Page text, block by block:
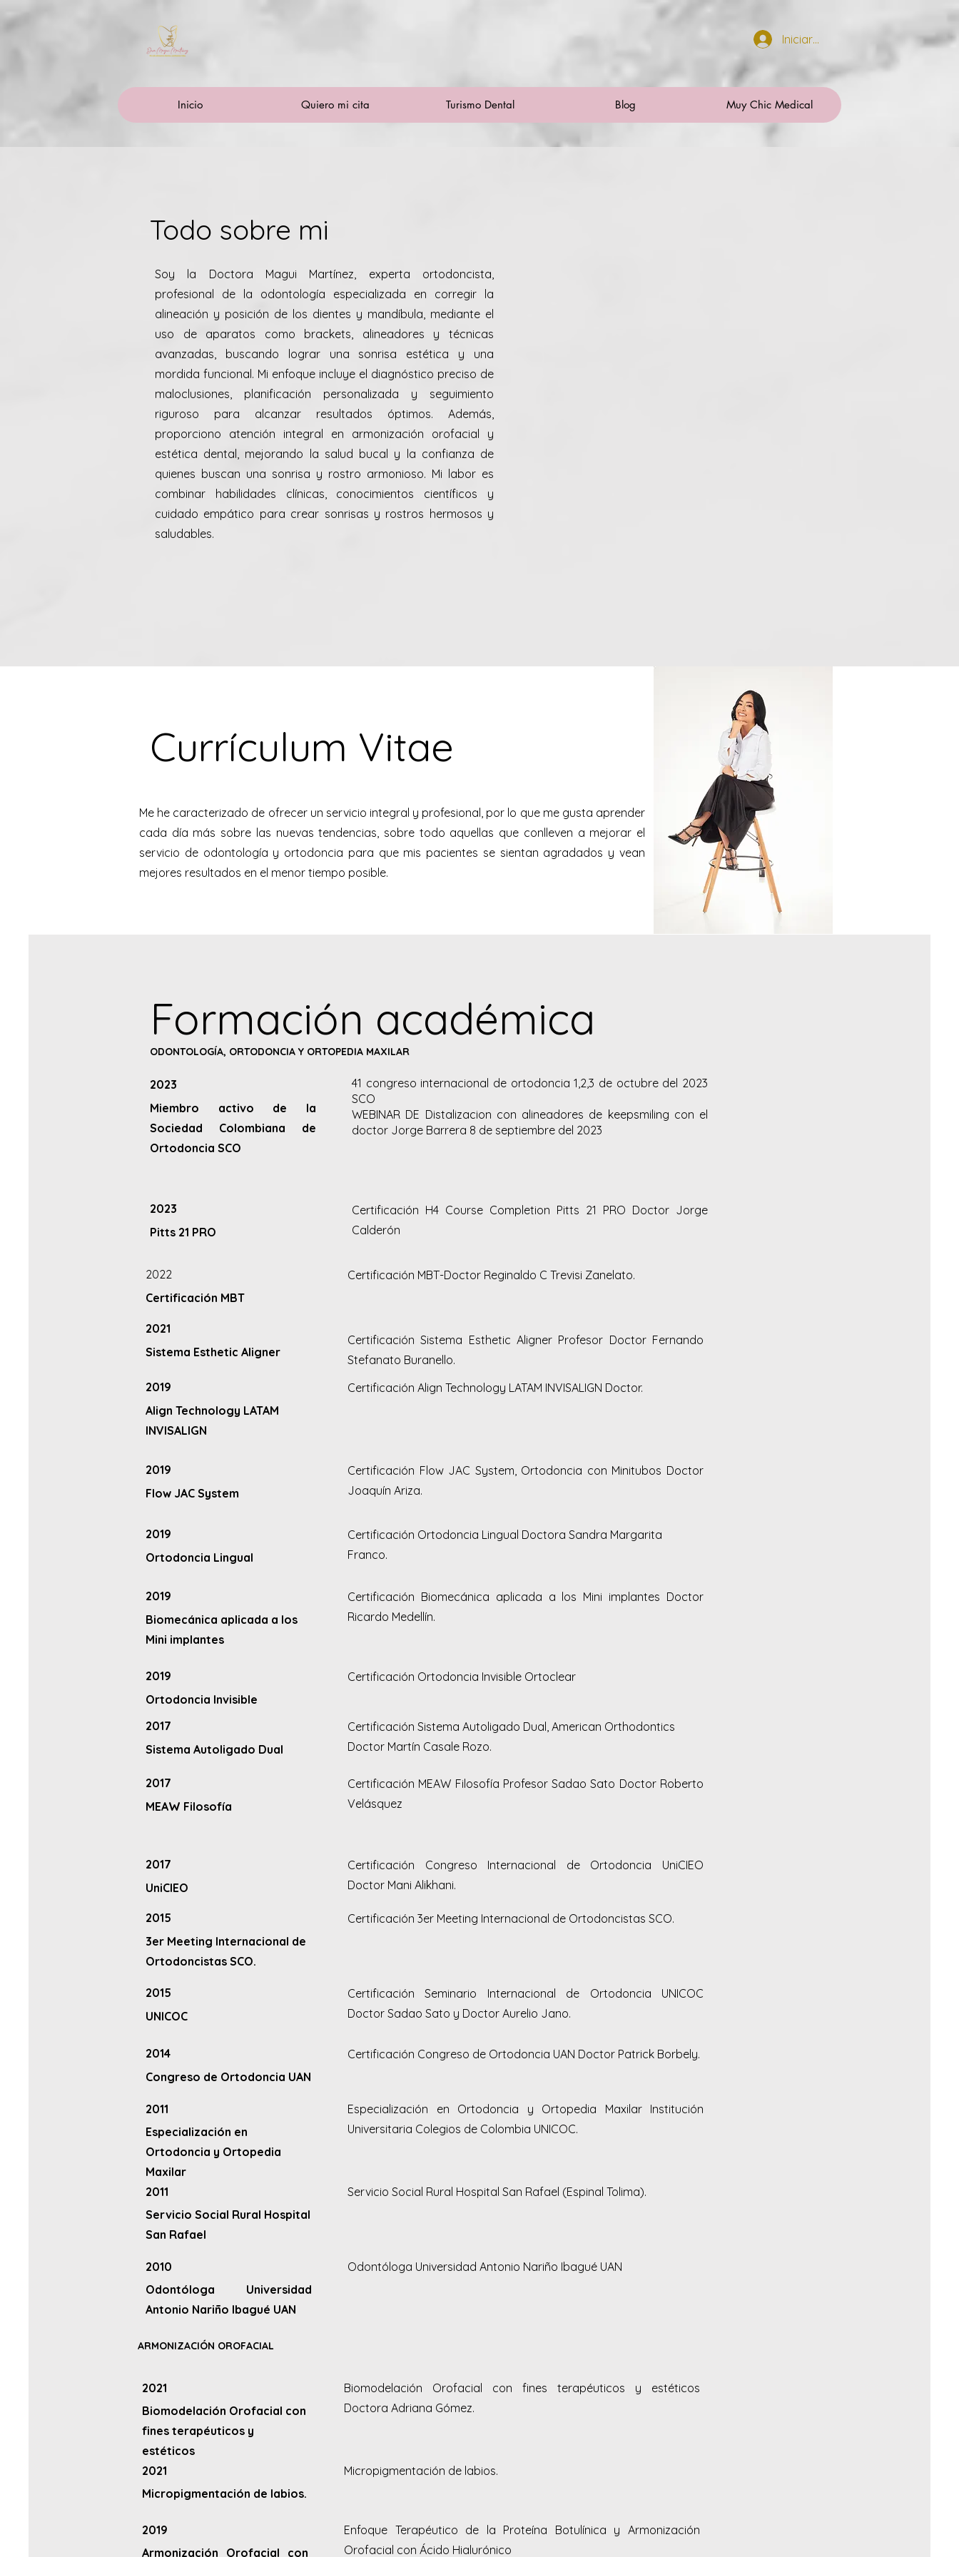
Iniciar sesión
Inicio Quiero mi cita Turismo Dental Blog Muy Chic Medical
Todo sobre mi
Soy la Doctora Magui Martínez, experta ortodoncista,
profesional de la odontología especializada en corregir la
alineación y posición de los dientes y mandíbula, mediante el
uso de aparatos como brackets, alineadores y técnicas
avanzadas, buscando lograr una sonrisa estética y una
mordida funcional. Mi enfoque incluye el diagnóstico preciso de
maloclusiones, planificación personalizada y seguimiento
riguroso para alcanzar resultados óptimos. Además,
proporciono atención integral en armonización orofacial y
estética dental, mejorando la salud bucal y la confianza de
quienes buscan una sonrisa y rostro armonioso. Mi labor es
combinar habilidades clínicas, conocimientos científicos y
cuidado empático para crear sonrisas y rostros hermosos y
saludables.
Currículum Vitae
Me he caracterizado de ofrecer un servicio integral y profesional, por lo que me gusta aprender
cada día más sobre las nuevas tendencias, sobre todo aquellas que conlleven a mejorar el
servicio de odontología y ortodoncia para que mis pacientes se sientan agradados y vean
mejores resultados en el menor tiempo posible.
Formación académica
ODONTOLOGÍA, ORTODONCIA Y ORTOPEDIA MAXILAR
2023
Miembro activo de la
Sociedad Colombiana de
Ortodoncia SCO
41 congreso internacional de ortodoncia 1,2,3 de octubre del 2023
SCO
WEBINAR DE Distalizacion con alineadores de keepsmiling con el
doctor Jorge Barrera 8 de septiembre del 2023
2023
Pitts 21 PRO
Certificación H4 Course Completion Pitts 21 PRO Doctor Jorge
Calderón
2022
Certificación MBT
Certificación MBT-Doctor Reginaldo C Trevisi Zanelato.
2021
Sistema Esthetic Aligner
Certificación Sistema Esthetic Aligner Profesor Doctor Fernando
Stefanato Buranello.
2019
Align Technology LATAM
INVISALIGN
Certificación Align Technology LATAM INVISALIGN Doctor.
2019
Flow JAC System
Certificación Flow JAC System, Ortodoncia con Minitubos Doctor
Joaquín Ariza.
2019
Ortodoncia Lingual
Certificación Ortodoncia Lingual Doctora Sandra Margarita
Franco.
2019
Biomecánica aplicada a los
Mini implantes
Certificación Biomecánica aplicada a los Mini implantes Doctor
Ricardo Medellín.
2019
Ortodoncia Invisible
Certificación Ortodoncia Invisible Ortoclear
2017
Sistema Autoligado Dual
Certificación Sistema Autoligado Dual, American Orthodontics
Doctor Martín Casale Rozo.
2017
MEAW Filosofía
Certificación MEAW Filosofía Profesor Sadao Sato Doctor Roberto
Velásquez
2017
UniCIEO
Certificación Congreso Internacional de Ortodoncia UniCIEO
Doctor Mani Alikhani.
2015
3er Meeting Internacional de
Ortodoncistas SCO.
Certificación 3er Meeting Internacional de Ortodoncistas SCO.
2015
UNICOC
Certificación Seminario Internacional de Ortodoncia UNICOC
Doctor Sadao Sato y Doctor Aurelio Jano.
2014
Congreso de Ortodoncia UAN
Certificación Congreso de Ortodoncia UAN Doctor Patrick Borbely.
2011
Especialización en
Ortodoncia y Ortopedia
Maxilar
Especialización en Ortodoncia y Ortopedia Maxilar Institución
Universitaria Colegios de Colombia UNICOC.
2011
Servicio Social Rural Hospital
San Rafael
Servicio Social Rural Hospital San Rafael (Espinal Tolima).
2010
Odontóloga Universidad
Antonio Nariño Ibagué UAN
Odontóloga Universidad Antonio Nariño Ibagué UAN
ARMONIZACIÓN OROFACIAL
2021
Biomodelación Orofacial con
fines terapéuticos y
estéticos
Biomodelación Orofacial con fines terapéuticos y estéticos
Doctora Adriana Gómez.
2021
Micropigmentación de labios.
Micropigmentación de labios.
2019
Armonización Orofacial con
Enfoque Terapéutico de la Proteína Botulínica y Armonización
Orofacial con Ácido Hialurónico